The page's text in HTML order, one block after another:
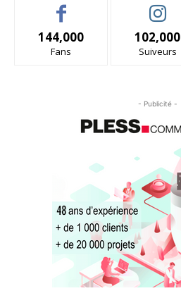
144,000
Fans
102,000
Suiveurs
- Publicité -